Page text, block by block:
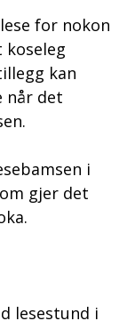
for nokon
koseleg
kan
når det
i
gjer det
lesestund i